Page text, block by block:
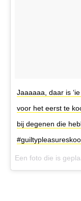
Jaaaaaa, daar is
voor het eerst te
bij degenen die